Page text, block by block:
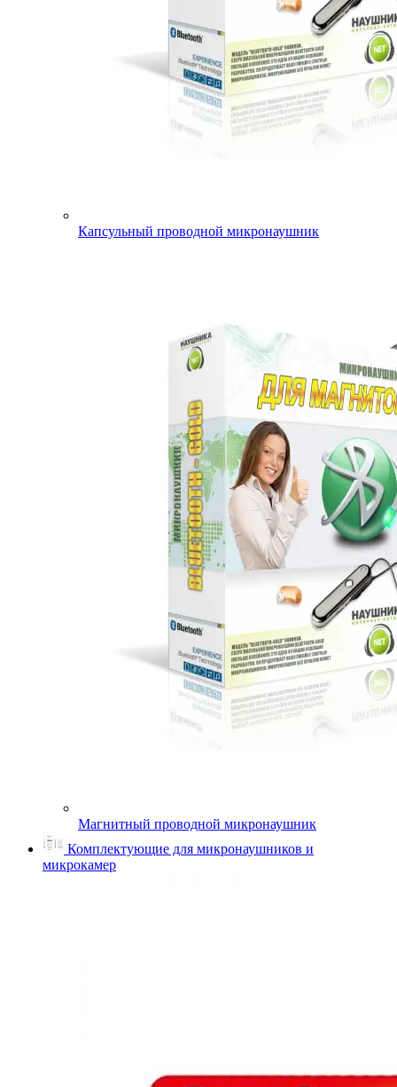
Капсульный проводной микронаушник
Магнитный проводной микронаушник
Комплектующие для микронаушников и
микрокамер